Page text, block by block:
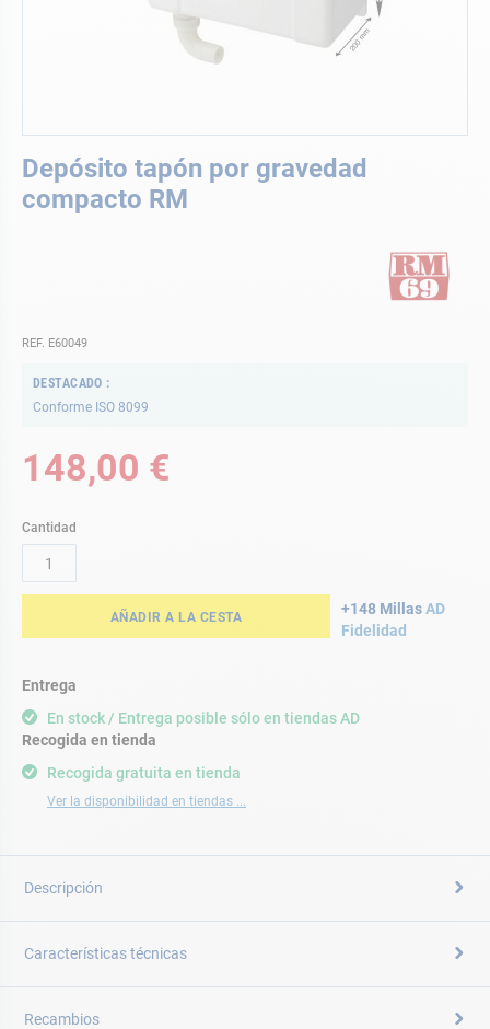
Depósito tapón por gravedad
compacto RM
REF. E60049
DESTACADO
Conforme ISO 8099
148,00 €
Cantidad
AÑADIR A LA CESTA +148 MillasAD
Fidelidad
Entrega
En stock / Entrega posible sólo en tiendas AD
Recogida gratuita en tienda
Ver la disponibilidad en tiendas ...
Recogida en tienda
al
de
Descripción
Características técnicas
Recambios